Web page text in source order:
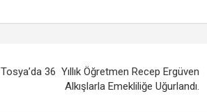
Tosya’da 36 Yıllık Öğretmen Recep Ergüven
Alkışlarla Emekliliğe Uğurlandı.